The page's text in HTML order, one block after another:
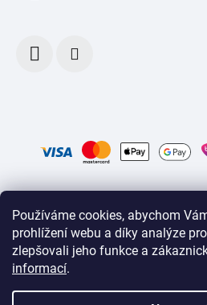
Používáme cookies, abychom
prohlížení webu a díky analýze
zlepšovali jeho funkce a
informací.